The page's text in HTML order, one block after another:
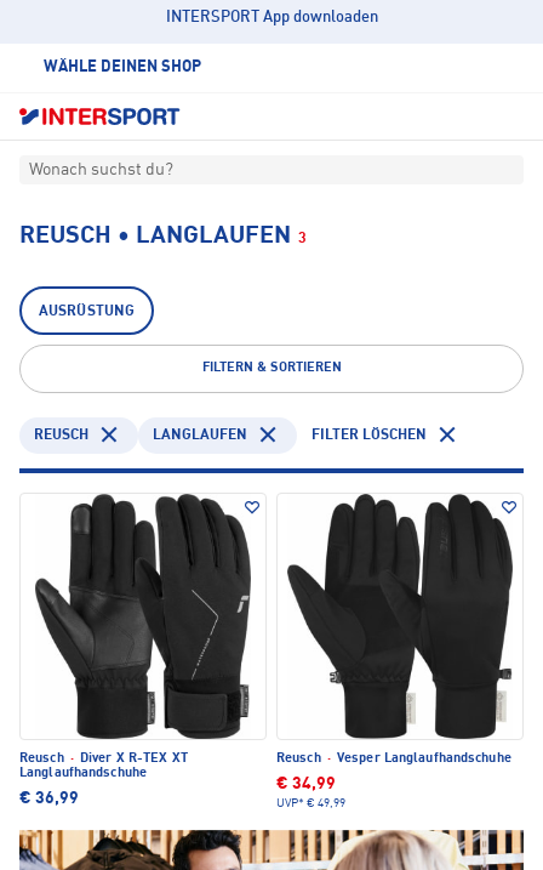
INTERSPORT App downloaden
WÄHLE DEINEN SHOP
Wonach suchst du?
REUSCH • LANGLAUFEN 3
AUSRÜSTUNG
FILTERN & SORTIEREN
REUSCH LANGLAUFEN FILTER LÖSCHEN
Reusch ·
Diver X R-TEX XT
Langlaufhandschuhe
€ 36,99
Reusch · Vesper Langlaufhandschuhe
€ 34,99
UVP* € 49,99